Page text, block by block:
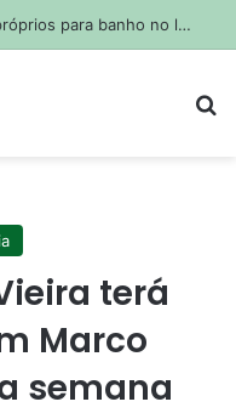
Sudema aponta três trechos impróprios para banho no litoral da Paraíba neste fim de semana
terá
Marco
semana